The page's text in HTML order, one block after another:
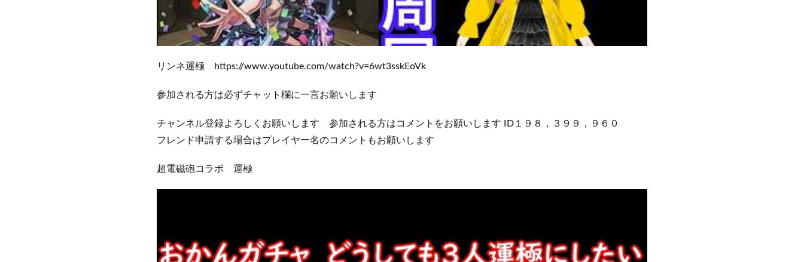
リンネ運極 https://www.youtube.com/watch?v=6wt3sskEoVk
参加される方は必ずチャット欄に一言お願いします
チャンネル登録よろしくお願いします 参加される方はコメントをお願いします ID１９８，３９９，９６０
フレンド申請する場合はプレイヤー名のコメントもお願いします
超電磁砲コラボ 運極